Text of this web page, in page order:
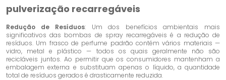
pulverização recarregáveis
Redução de Resíduos: Um dos benefícios ambientais mais
significativos das bombas de spray recarregáveis ​​é a redução de
resíduos. Um frasco de perfume padrão contém vários materiais —
vidro, metal e plástico — todos os quais geralmente não são
recicláveis ​​juntos. Ao permitir que os consumidores mantenham a
embalagem externa e substituam apenas o líquido, a quantidade
total de resíduos gerados é drasticamente reduzida.